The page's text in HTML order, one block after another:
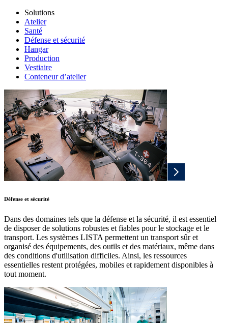
Solutions
Atelier
Santé
Défense et sécurité
Hangar
Production
Vestiaire
Conteneur d’atelier
Défense et sécurité
Dans des domaines tels que la défense et la sécurité, il est essentiel
de disposer de solutions robustes et fiables pour le stockage et le
transport. Les systèmes LISTA permettent un transport sûr et
organisé des équipements, des outils et des matériaux, même dans
des conditions d'utilisation difficiles. Ainsi, les ressources
essentielles restent protégées, mobiles et rapidement disponibles à
tout moment.